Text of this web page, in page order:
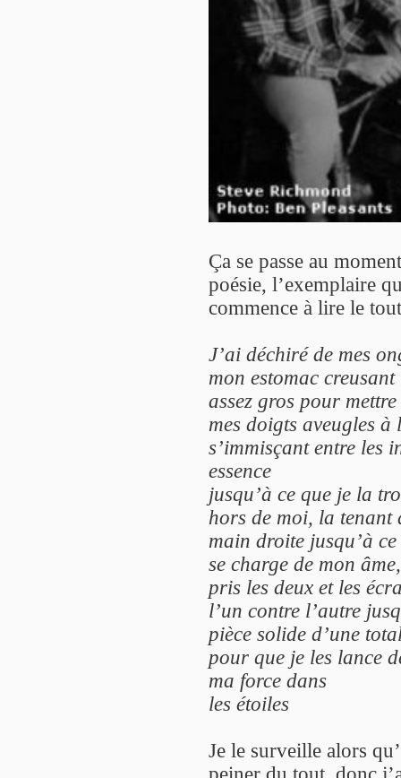
Ça se passe au
poésie, l’exemplaire
commence à lire le
J’ai déchiré de mes
mon estomac
assez gros pour
mes doigts aveugles
s’immisçant entre les
essence
jusqu’à ce que je la
hors de moi, la tenant
main droite jusqu’à
se charge de mon
pris les deux et les
l’un contre l’autre
pièce solide d’une
pour que je les lance
ma force dans
les étoiles
Je le surveille alors